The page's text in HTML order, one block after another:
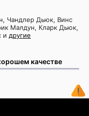
Чандлер Дьюк, Винс
Малдун, Кларк Дьюк,
и другие
качестве